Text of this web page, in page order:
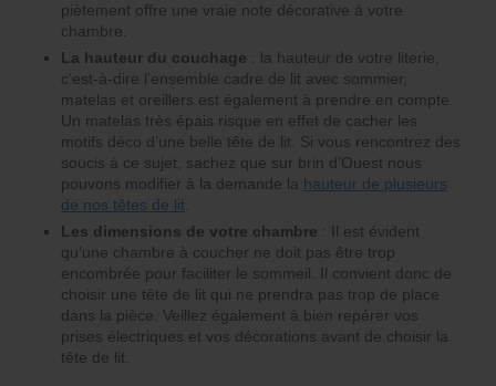
piètement offre une vraie note décorative à votre
chambre.
La hauteur du couchage : la hauteur de votre literie,
c’est-à-dire l’ensemble cadre de lit avec sommier,
matelas et oreillers est également à prendre en compte.
Un matelas très épais risque en effet de cacher les
motifs déco d’une belle tête de lit. Si vous rencontrez des
soucis à ce sujet, sachez que sur brin d’Ouest nous
pouvons modifier à la demande la hauteur de plusieurs
de nos têtes de lit
Les dimensions de votre chambre : Il est évident
qu’une chambre à coucher ne doit pas être trop
encombrée pour faciliter le sommeil. Il convient donc de
choisir une tête de lit qui ne prendra pas trop de place
dans la pièce. Veillez également à bien repérer vos
prises électriques et vos décorations avant de choisir la
tête de lit.